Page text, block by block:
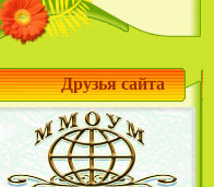
Друзья сайта